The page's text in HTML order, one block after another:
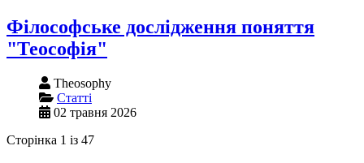
Філософське дослідження поняття
"Теософія"
Theosophy
Статті
02 травня 2026
Сторінка 1 із 47